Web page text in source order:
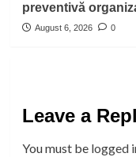
preventivă
August 6, 2026 0
Leave a
You must be logged